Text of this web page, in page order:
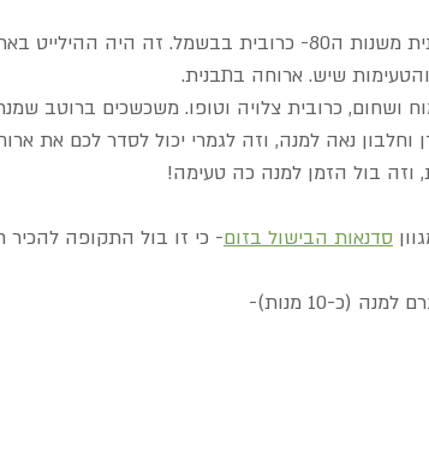
טוב זוכרים את המנה האלמותית משנות ה80- כרובית בבשמל. זה
שיש. ארוחה בתבנית.
ושחום, כרובית צלויה וטופו. משכשכים ברוטב
וחלבון נאה למנה, וזה לגמרי יכול לסדר לכם את
וזה בול הזמן למנה כה טעימה!
סדנאות הבישול בזום- כי זו בול התקופה להכיר